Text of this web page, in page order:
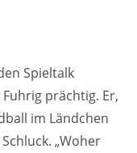
Spieltalk
prächtig. Er,
im Ländchen
„Woher